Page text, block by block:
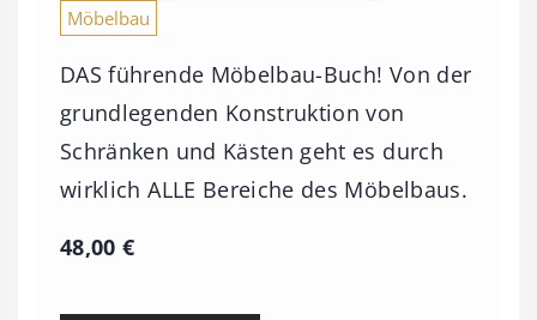
Möbelbau
DAS führende Möbelbau-Buch! Von der
grundlegenden Konstruktion von
Schränken und Kästen geht es durch
wirklich ALLE Bereiche des Möbelbaus.
48,00€